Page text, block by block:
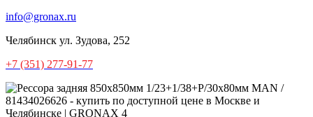
info@gronax.ru
Челябинск ул. Зудова, 252
+7 (351) 277-91-77